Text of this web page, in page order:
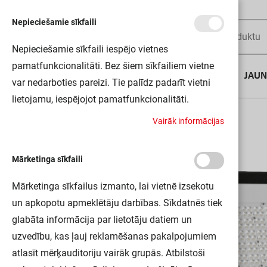
FL PFM 290W/3000K SYM 60 BK LEDV
Nepieciešamie sīkfaili
Nepieciešamie sīkfaili iespējo vietnes
pamatfunkcionalitāti. Bez šiem sīkfailiem vietne
var nedarboties pareizi. Tie palīdz padarīt vietni
lietojamu, iespējojot pamatfunkcionalitāti.
Vairāk informācijas
Mārketinga sīkfaili
Mārketinga sīkfailus izmanto, lai vietnē izsekotu
un apkopotu apmeklētāju darbības. Sīkdatnēs tiek
glabāta informācija par lietotāju datiem un
uzvedību, kas ļauj reklamēšanas pakalpojumiem
atlasīt mērķauditoriju vairāk grupās. Atbilstoši